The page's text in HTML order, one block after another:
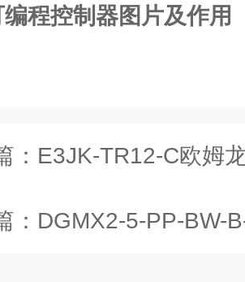
程控制器图片及作用
： E3JK-TR12-C欧姆龙
： DGMX2-5-PP-BW-B-30介绍